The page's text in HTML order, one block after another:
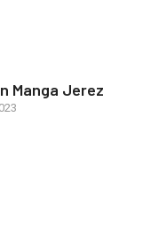
Manga Jerez